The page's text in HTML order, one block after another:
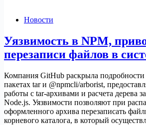
Новости
Уязвимость в NPM,
перезаписи файлов в
Компания GitHub раскрыла подробности
пакетах tar и @npmcli/arborist,
работы с tar-архивами и расчета дерева
Node.js. Уязвимости позволяют при
оформленного архива перезаписать
корневого каталога, в который